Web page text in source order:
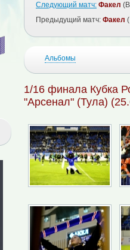
Следующий матч: Факел
Предыдущий матч: Факел
Альбомы
1/16 финала Кубка
"Арсенал" (Тула)